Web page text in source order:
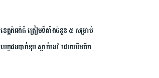
ខេត្ត​កំពង់ធំ​ ត្រៀម​ទីតាំង​ចំនួន​ ​៥​ ​សម្រាប់​
បេក្ខជន​បាក់ឌុប ស្នាក់នៅ ​ដោយ​មិន​គិត​